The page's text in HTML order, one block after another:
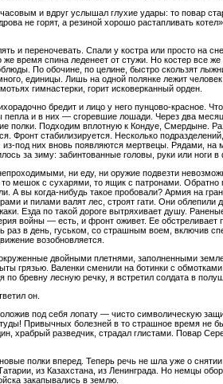
и вдруг услышал глухие удары: то повар
не горят, а резиной хорошо растапливать
переночевать. Спали у костра или просто на
время спина леденеет от стужи. Но костер все
По обочине, по целине, быстро скользят
единицы. Лишь на одной полянке лежит
гимнастерки, горит исковерканный орден.
бредит и лицо у него пунцово-красное.
и в них — сгоревшие лошади. Через два
Подходим вплотную к Кондуе, Смердыне.
Фронт стабилизируется. Несколько
под них вновь появляются мертвецы. Рядами, на
за зиму: забинтованные головы, руки или ноги
ни еду, ни оружие подвезти
мешок с сухарями, то ящик с патронами.
А вы когда-нибудь такое пробовали? Армия на
и пилами валят лес, строят гати. Они облепили
Езда по такой дороге вытряхивает душу.
войны — есть, и фронт оживет. Ее
в день, гуськом, со страшным воем, включив
возобновляется.
двойными плетнями, заполненными
грязью. Валенки сменили на ботинки с
бревну лесную речку, я встретил солдата в
он.
под себя лопату — чисто символическую
Привычных болезней в то страшное время не
храбрый разведчик, страдал глистами. Повар
полки вперед. Теперь речь не шла уже о
из Казахстана, из Ленинграда. Но немцы
закапывались в землю.